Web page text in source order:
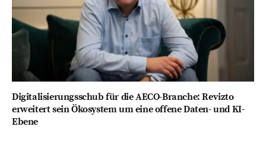
Digitalisierungsschub für die AECO-Branche: Revizto
erweitert sein Ökosystem um eine offene Daten- und KI-
Ebene